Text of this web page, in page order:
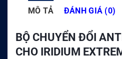
MÔ TẢ ĐÁNH GIÁ (0)
BỘ CHUYỂN ĐỔI
CHO IRIDIUM